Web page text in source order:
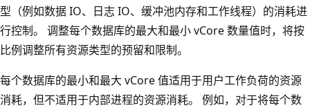
型（例如数据 IO、日志 IO、缓冲池内存和工作线程）的消耗进
行控制。 调整每个数据库的最大和最小 vCore 数量值时，将按
比例调整所有资源类型的预留和限制。
每个数据库的最小和最大 vCore 值适用于用户工作负荷的资源
消耗，但不适用于内部进程的资源消耗。 例如，对于将每个数